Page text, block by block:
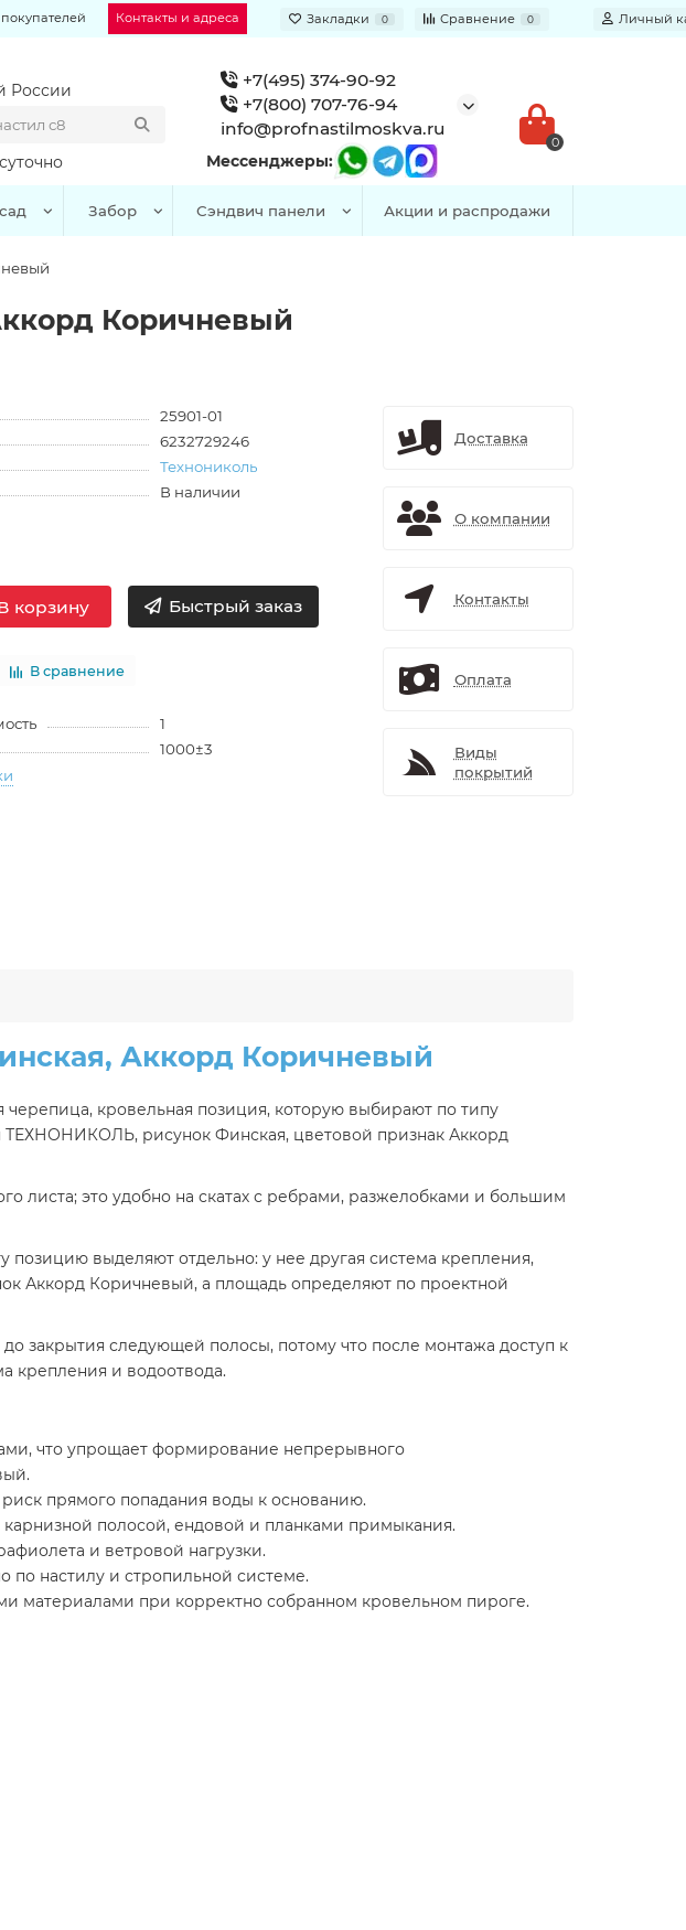
Контакты и адреса Закладки 0 Сравнение 0 Личный
России
+7(495) 374-90-92
+7(800) 707-76-94
info@profnastilmoskva.ru
Мессенджеры:
0
Забор Сэндвич панели Акции и распродажи
Коричневый
25901-01
6232729246
Технониколь
В наличии
корзину Быстрый заказ
В сравнение
1
1000±3
Доставка
О компании
Контакты
Оплата
Виды
покрытий
Аккорд Коричневый
кровельная позиция, которую выбирают по типу
ТЕХНОНИКОЛЬ, рисунок Финская, цветовой признак Аккорд
листа; это удобно на скатах с ребрами, разжелобками и большим
выделяют отдельно: у нее другая система крепления,
Аккорд Коричневый, а площадь определяют по проектной
закрытия следующей полосы, потому что после монтажа доступ к
крепления и водоотвода.
что упрощает формирование непрерывного
прямого попадания воды к основанию.
полосой, ендовой и планками примыкания.
и ветровой нагрузки.
настилу и стропильной системе.
материалами при корректно собранном кровельном пироге.